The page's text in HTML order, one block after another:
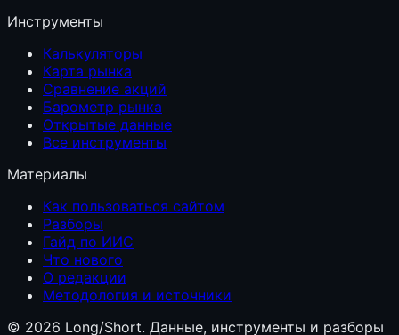
Инструменты
Калькуляторы
Карта рынка
Сравнение акций
Барометр рынка
Открытые данные
Все инструменты
Материалы
Как пользоваться сайтом
Разборы
Гайд по ИИС
Что нового
О редакции
Методология и источники
© 2026 Long/Short. Данные, инструменты и разборы